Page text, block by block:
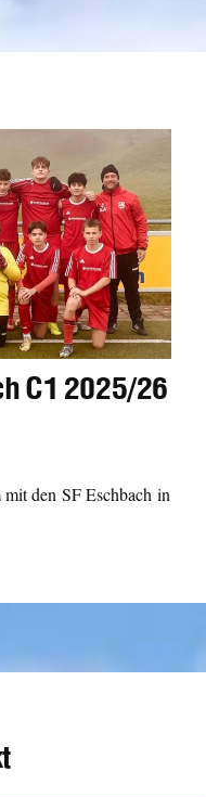
C1 2025/26
mit den SF Eschbach in